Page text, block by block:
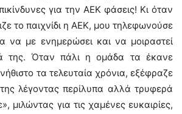
για την ΑΕΚ φάσεις! Κι όταν
το παιχνίδι η ΑΕΚ, μου τηλεφωνούσε
να με ενημερώσει και να μοιραστεί
της. Όταν πάλι η ομάδα τα έκανε
τα τελευταία χρόνια, εξέφραζε
λέγοντας περίλυπα αλλά τρυφερά
μιλώντας για τις χαμένες ευκαιρίες,